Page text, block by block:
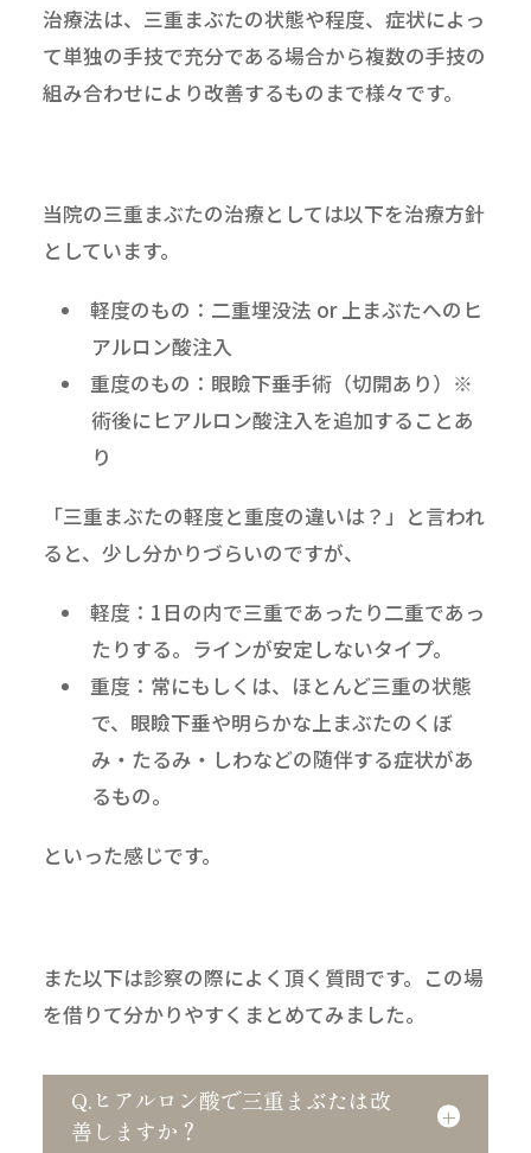
治療法は、三重まぶたの状態や程度、症状によっ
て単独の手技で充分である場合から複数の手技の
組み合わせにより改善するものまで様々です。
当院の三重まぶたの治療としては以下を治療方針
としています。
軽度のもの： 二重埋没法 or上まぶたへのヒ
アルロン酸注入
重度のもの： 眼瞼下垂手術（切開あり） ※
術後にヒアルロン酸注入を追加することあ
り
「三重まぶたの軽度と重度の違いは？」と言われ
ると、少し分かりづらいのですが、
軽度：1日の内で三重であったり二重であっ
たりする。ラインが安定しないタイプ。
重度：常にもしくは、ほとんど三重の状態
で、眼瞼下垂や明らかな上まぶたのくぼ
み・たるみ・しわなどの随伴する症状があ
るもの。
といった感じです。
また以下は診察の際によく頂く質問です。この場
を借りて分かりやすくまとめてみました。
Q.ヒアルロン酸で三重まぶたは改
善しますか？